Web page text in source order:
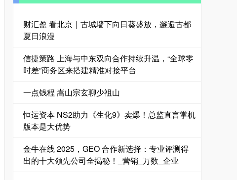
财汇盈 看北京｜古城墙下向日葵盛放，邂逅古都
夏日浪漫
信捷策路 上海与中东双向合作持续升温，“全球零
时差”商务区来搭建精准对接平台
一点钱程 嵩山宗玄聊少祖山
恒运资本 NS2助力《生化9》卖爆！总监直言掌机
版本是大优势
金牛在线 2025，GEO 合作新选择：专业评测得
出的十大领先公司全揭秘！_营销_万数_企业